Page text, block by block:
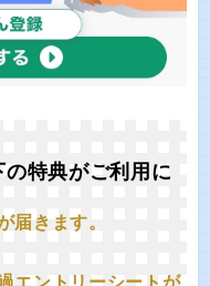
特典がご利用に
届きます。
エントリーシートが